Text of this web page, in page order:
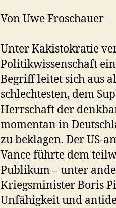
Von Uwe Froschauer
Unter Kakistokratie
Politikwissenschaft
Begriff leitet sich aus
schlechtesten, dem
Herrschaft der
momentan in
zu beklagen. Der US-
Vance führte dem
Publikum – unter
Kriegsminister Boris
Unfähigkeit und